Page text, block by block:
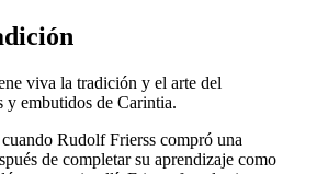
viva la tradición y el arte del
y embutidos de Carintia.
Rudolf Frierss compró una
de completar su aprendizaje como